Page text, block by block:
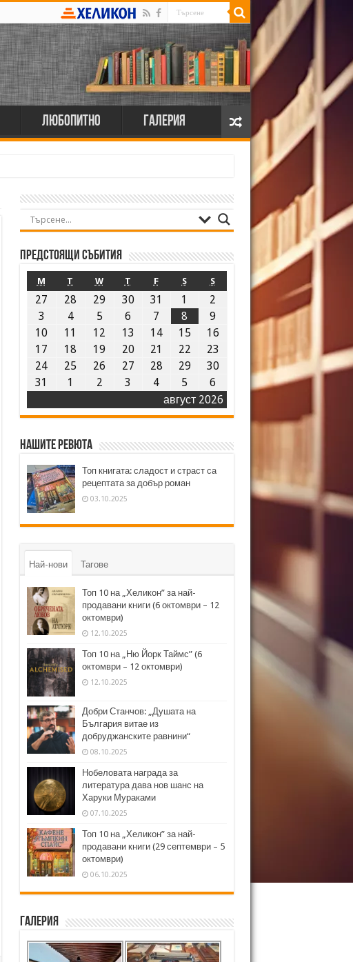
Любопитно Галерия
Предстоящи събития
август 2026
M T W T F S S
27 28 29 30 31 1
2
3
4 5 6 7 8
9
10
11 12 13 14 15
16
17
18 19 20 21 22
23
24
25 26 27 28 29
30
31
1 2 3 4 5 6
Нашите ревюта
Топ книгата: сладост и страст са
рецептата за добър роман
03.10.2025
Най-нови Тагове
Топ 10 на „Хеликон” за най-
продавани книги (6 октомври – 12
октомври)
12.10.2025
Топ 10 на „Ню Йорк Таймс” (6
октомври – 12 октомври)
12.10.2025
Добри Станчов: „Душата на
България витае из
добруджанските равнини“
08.10.2025
Нобеловата награда за
литература дава нов шанс на
Харуки Мураками
07.10.2025
Топ 10 на „Хеликон” за най-
продавани книги (29 септември – 5
октомври)
06.10.2025
Галерия